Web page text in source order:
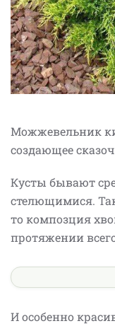
Можжевельник
создающее
Кусты бывают
стелющимися.
то композция
протяжении
И особенно